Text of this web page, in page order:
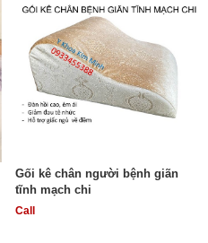
Gối kê chân người bệnh giãn
tĩnh mạch chi
Call